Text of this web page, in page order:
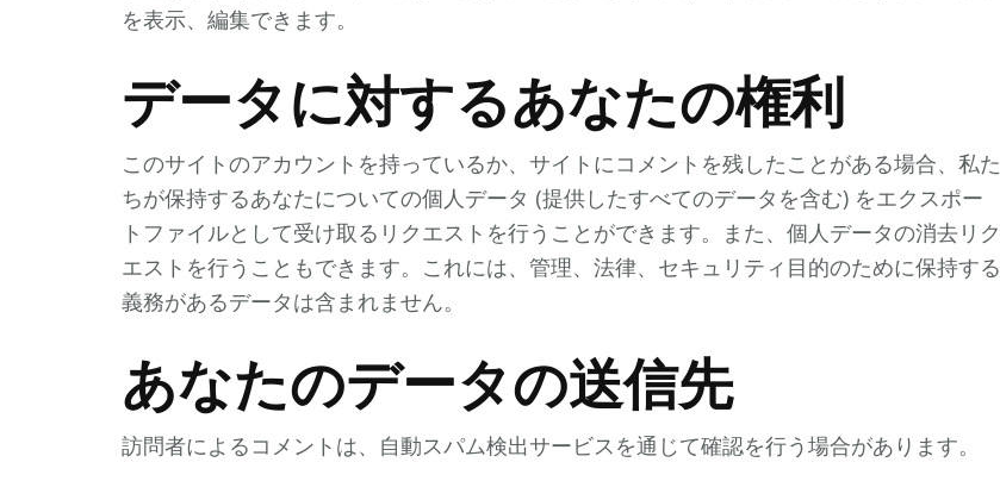
を表示、編集できます。
データに対するあなたの権利
このサイトのアカウントを持っているか、サイトにコメントを残したことがある場合、私た
ちが保持するあなたについての個人データ (提供したすべてのデータを含む) をエクスポー
トファイルとして受け取るリクエストを行うことができます。また、個人データの消去リク
エストを行うこともできます。これには、管理、法律、セキュリティ目的のために保持する
義務があるデータは含まれません。
あなたのデータの送信先
訪問者によるコメントは、自動スパム検出サービスを通じて確認を行う場合があります。